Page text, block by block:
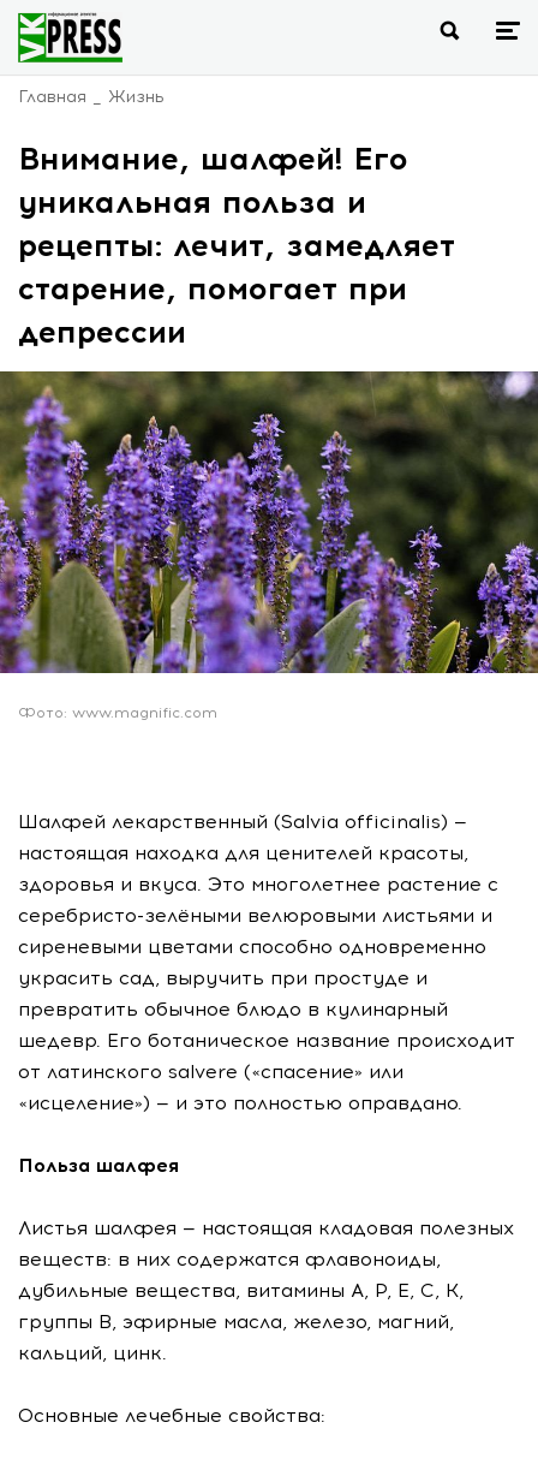
Главная Жизнь
Внимание, шалфей! Его
уникальная польза и
рецепты: лечит, замедляет
старение, помогает при
депрессии
Фото: www.magnific.com
Шалфей лекарственный (Salvia officinalis) —
настоящая находка для ценителей красоты,
здоровья и вкуса. Это многолетнее растение с
серебристо-зелёными велюровыми листьями и
сиреневыми цветами способно одновременно
украсить сад, выручить при простуде и
превратить обычное блюдо в кулинарный
шедевр. Его ботаническое название происходит
от латинского salvere («спасение» или
«исцеление») — и это полностью оправдано.
Польза шалфея
Листья шалфея — настоящая кладовая полезных
веществ: в них содержатся флавоноиды,
дубильные вещества, витамины А, Р, Е, С, К,
группы В, эфирные масла, железо, магний,
кальций, цинк.
Основные лечебные свойства: